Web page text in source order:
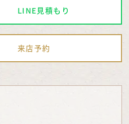
LINE見積もり
来店予約